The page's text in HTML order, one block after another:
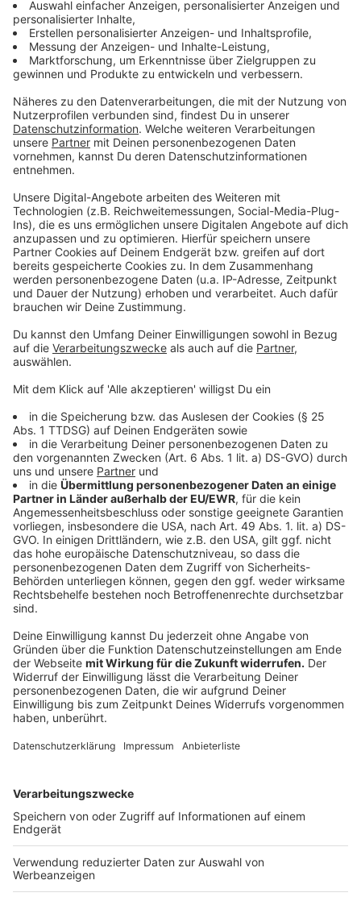
das Motiv für die Scheine zur Verfügung gestellt.
Und das ist wirklich der Hammer. Alles zum Motiv und
den Scheinenfindet ihr hier.
Anzeige
Die Auktionen zugunsten der Aktion
Lichtblicke
Anzeige
Jedes Jahr stellen Künstlerinnen und Künstler,
Prominente und andere Unterstützer Dinge zur
Verfügung, die dann zugunsten der Aktion Lichtblicke
versteigert werden. Alles zu den Auktionen von Anfang
Dezembergibt es auf lichtblicke.de
Anzeige
©Radio NRW
Die Lichtblicke-Auktionen haben in diesem Jahr
48.949,45 Euro für die Aktion Lichtblicke eingebracht
Anzeige
25 Jahren
Anzeige
DieAktion Lichtblicke
Spendeninitiative der 45 NRW-Lokalradios, der Caritas,
Familien in Nordrhein-Westfalen, die sich in
außergewöhnlichen Notlagen befinden. Jeder
gespendete Euro bleibt in NRW und kommt dort an,
wo Hilfe dringend gebraucht wird.